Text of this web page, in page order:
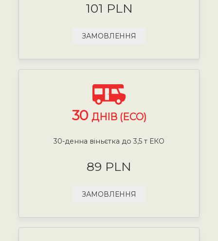
101 PLN
ЗАМОВЛЕННЯ
30 ДНІВ (ECO)
30-денна віньєтка до 3,5 т ЕКО
89 PLN
ЗАМОВЛЕННЯ